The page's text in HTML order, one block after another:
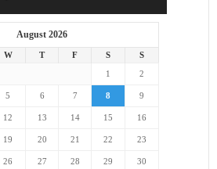
August 2026
W T F S
S
1
2
5 6 7 8 9
12 13 14 15 16
19 20 21 22 23
26 27 28 29 30